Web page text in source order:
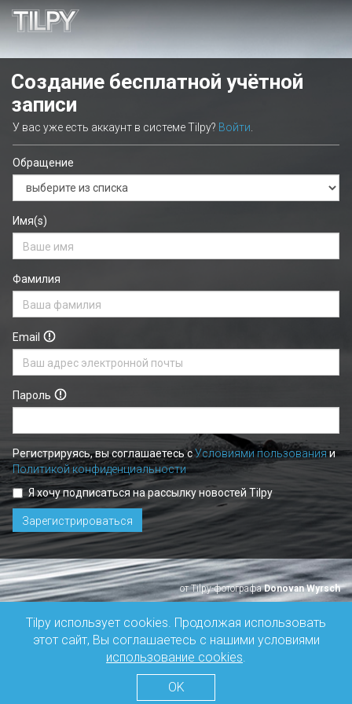
Создание бесплатной учётной
записи
У вас уже есть аккаунт в системе Tilpy? Войти
Обращение
Имя(s)
Фамилия
Email
Пароль
Регистрируясь, вы соглашаетесь сУсловиями пользованияи
Политикой конфиденциальности
Я хочу подписаться на рассылку новостей Tilpy
Зарегистрироваться
от Tilpy-фотографа Donovan Wyrsch
Tilpy использует cookies. Продолжая использовать
этот сайт, Вы соглашаетесь с нашими условиями
использование cookies.
OK